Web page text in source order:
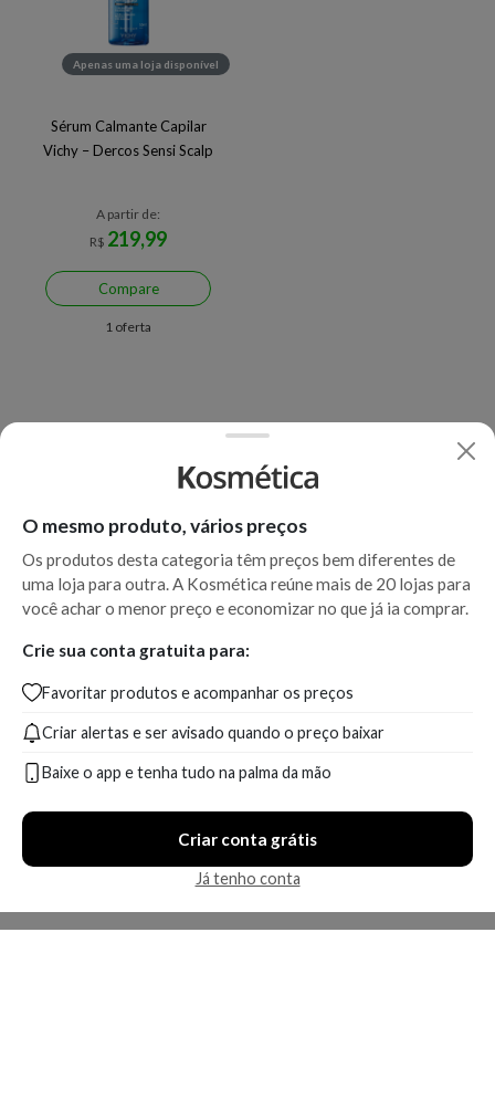
Apenas uma loja disponível
Sérum Calmante Capilar
Vichy – Dercos Sensi Scalp
A partir de:
R$ 219,99
Compare
1 oferta
O mesmo produto, vários preços
Os produtos desta categoria têm preços bem diferentes de
uma loja para outra. A Kosmética reúne mais de 20 lojas para
você achar o menor preço e economizar no que já ia comprar.
Crie sua conta gratuita para:
Favoritar produtos e acompanhar os preços
Criar alertas e ser avisado quando o preço baixar
Baixe o app e tenha tudo na palma da mão
Criar conta grátis
Já tenho conta